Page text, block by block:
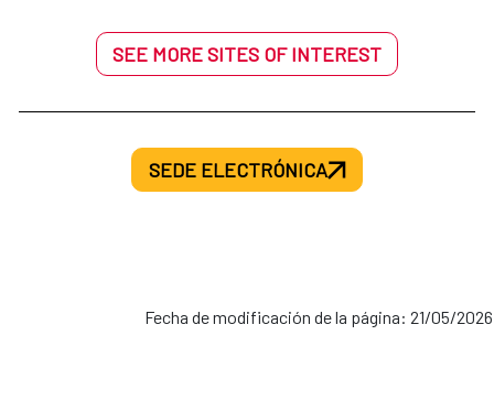
SEE MORE SITES OF INTEREST
SEDE ELECTRÓNICA
Fecha de modificación de la página: 21/05/2026